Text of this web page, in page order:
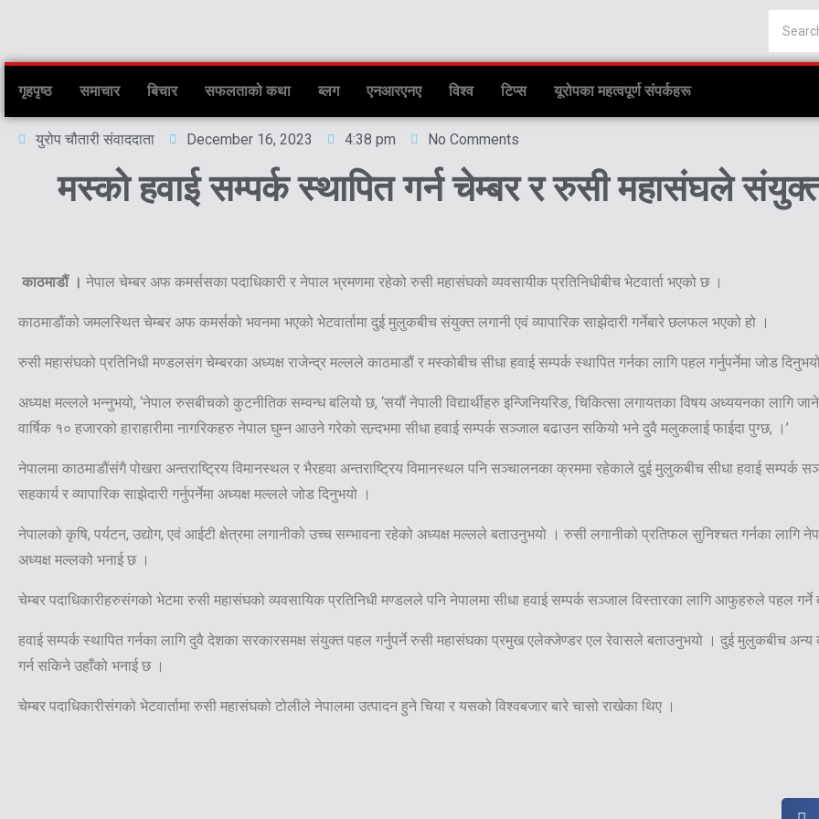
गृहपृष्ठ समाचार बिचार सफलताको कथा ब्लग एनआरएनए विश्व टिप्स यूरोपका महत्वपूर्ण संपर्कहरू
युरोप चौतारी संवाददाता December 16, 2023 4:38 pm No Comments
मस्को हवाई सम्पर्क स्थापित गर्न चेम्बर र रुसी महासंघले
काठमाडौं । नेपाल चेम्बर अफ कमर्ससका पदाधिकारी र नेपाल भ्रमणमा रहेको रुसी महासंघको व्यवसायीक प्रतिनिधीबीच भेटवार्ता भएको छ ।
काठमाडौंको जमलस्थित चेम्बर अफ कमर्सको भवनमा भएको भेटवार्तामा दुई मुलुकबीच संयुक्त लगानी एवं व्यापारिक साझेदारी गर्नेबारे छलफल भएको हो ।
रुसी महासंघको प्रतिनिधी मण्डलसंग चेम्बरका अध्यक्ष राजेन्द्र मल्लले काठमाडौं र मस्कोबीच सीधा हवाई सम्पर्क स्थापित गर्नका लागि पहल गर्नुपर्नेमा जोड
अध्यक्ष मल्लले भन्नुभयो, ‘नेपाल रुसबीचको कुटनीतिक सम्वन्ध बलियो छ, ‘सयौं नेपाली विद्यार्थीहरु इन्जिनियरिङ, चिकित्सा लगायतका विषय अध्ययनका लागि
वार्षिक १० हजारको हाराहारीमा नागरिकहरु नेपाल घुम्न आउने गरेको सन्र्दभमा सीधा हवाई सम्पर्क सञ्जाल बढाउन सकियो भने दुवै मलुकलाई फाईदा पुग्छ, ।’
नेपालमा काठमाडौंसंगै पोखरा अन्तराष्ट्रिय विमानस्थल र भैरहवा अन्तराष्ट्रिय विमानस्थल पनि सञ्चालनका क्रममा रहेकाले दुई मुलुकबीच सीधा हवाई सम्पर्क
सहकार्य र व्यापारिक साझेदारी गर्नुपर्नेमा अध्यक्ष मल्लले जोड दिनुभयो ।
नेपालको कृषि, पर्यटन, उद्योग, एवं आईटी क्षेत्रमा लगानीको उच्च सम्भावना रहेको अध्यक्ष मल्लले बताउनुभयो । रुसी लगानीको प्रतिफल सुनिश्चत गर्नका लागि
अध्यक्ष मल्लको भनाई छ ।
चेम्बर पदाधिकारीहरुसंगको भेटमा रुसी महासंघको व्यवसायिक प्रतिनिधी मण्डलले पनि नेपालमा सीधा हवाई सम्पर्क सञ्जाल विस्तारका लागि आफुहरुले पहल गर्ने
हवाई सम्पर्क स्थापित गर्नका लागि दुवै देशका सरकारसमक्ष संयुक्त पहल गर्नुपर्ने रुसी महासंघका प्रमुख एलेक्जेण्डर एल रेवासले बताउनुभयो । दुई मुलुकबीच अन्य
गर्न सकिने उहाँको भनाई छ ।
चेम्बर पदाधिकारीसंगको भेटवार्तामा रुसी महासंघको टोलीले नेपालमा उत्पादन हुने चिया र यसको विश्वबजार बारे चासो राखेका थिए ।